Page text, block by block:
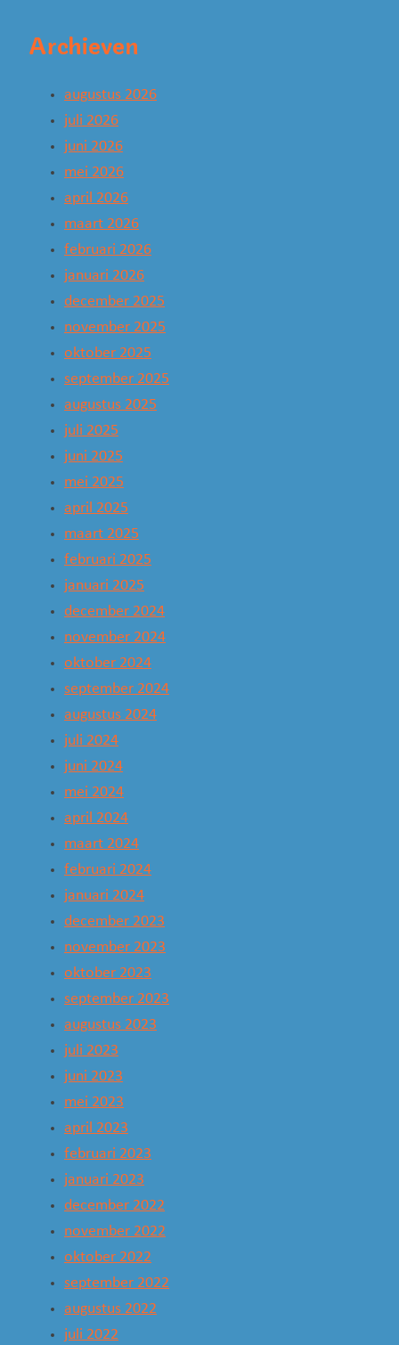
Archieven
augustus 2026
juli 2026
juni 2026
mei 2026
april 2026
maart 2026
februari 2026
januari 2026
december 2025
november 2025
oktober 2025
september 2025
augustus 2025
juli 2025
juni 2025
mei 2025
april 2025
maart 2025
februari 2025
januari 2025
december 2024
november 2024
oktober 2024
september 2024
augustus 2024
juli 2024
juni 2024
mei 2024
april 2024
maart 2024
februari 2024
januari 2024
december 2023
november 2023
oktober 2023
september 2023
augustus 2023
juli 2023
juni 2023
mei 2023
april 2023
februari 2023
januari 2023
december 2022
november 2022
oktober 2022
september 2022
augustus 2022
juli 2022